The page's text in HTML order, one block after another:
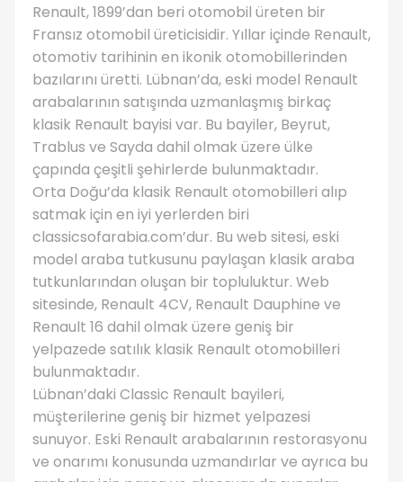
Renault, 1899’dan beri otomobil üreten bir
Fransız otomobil üreticisidir. Yıllar içinde Renault,
otomotiv tarihinin en ikonik otomobillerinden
bazılarını üretti. Lübnan’da, eski model Renault
arabalarının satışında uzmanlaşmış birkaç
klasik Renault bayisi var. Bu bayiler, Beyrut,
Trablus ve Sayda dahil olmak üzere ülke
çapında çeşitli şehirlerde bulunmaktadır.
Orta Doğu’da klasik Renault otomobilleri alıp
satmak için en iyi yerlerden biri
classicsofarabia.com’dur. Bu web sitesi, eski
model araba tutkusunu paylaşan klasik araba
tutkunlarından oluşan bir topluluktur. Web
sitesinde, Renault 4CV, Renault Dauphine ve
Renault 16 dahil olmak üzere geniş bir
yelpazede satılık klasik Renault otomobilleri
bulunmaktadır.
Lübnan’daki Classic Renault bayileri,
müşterilerine geniş bir hizmet yelpazesi
sunuyor. Eski Renault arabalarının restorasyonu
ve onarımı konusunda uzmandırlar ve ayrıca bu